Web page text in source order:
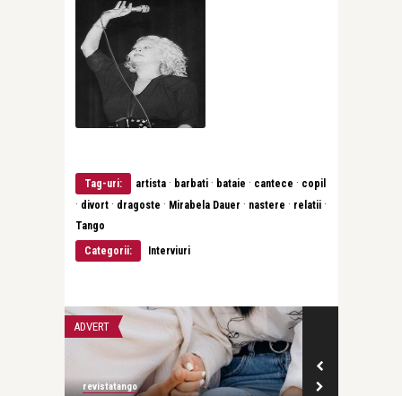
Tag-uri: artista · barbati · bataie · cantece · copil
· divort · dragoste · Mirabela Dauer · nastere · relatii ·
Tango
Categorii:
Interviuri
ADVERT
revistatango Alex Pub